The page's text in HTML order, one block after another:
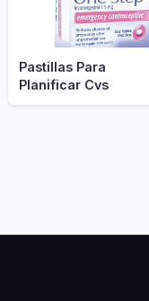
Pastillas Para
Planificar Cvs